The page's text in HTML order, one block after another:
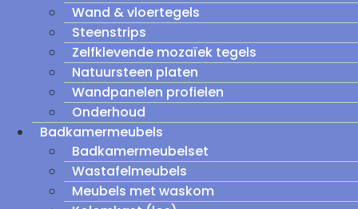
Wand & vloertegels
Steenstrips
Zelfklevende mozaïek tegels
Natuursteen platen
Wandpanelen profielen
Onderhoud
Badkamermeubels
Badkamermeubelset
Wastafelmeubels
Meubels met waskom